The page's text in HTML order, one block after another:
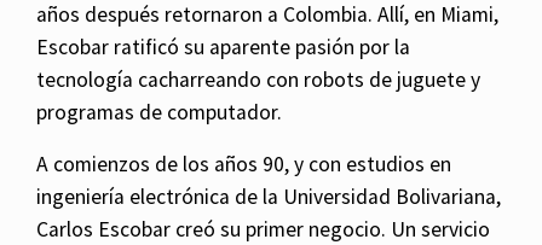
años después retornaron a Colombia. Allí, en Miami,
Escobar ratificó su aparente pasión por la
tecnología cacharreando con robots de juguete y
programas de computador.
A comienzos de los años 90, y con estudios en
ingeniería electrónica de la Universidad Bolivariana,
Carlos Escobar creó su primer negocio. Un servicio